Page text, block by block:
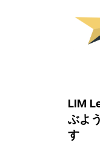
LIM
ぶよ
す